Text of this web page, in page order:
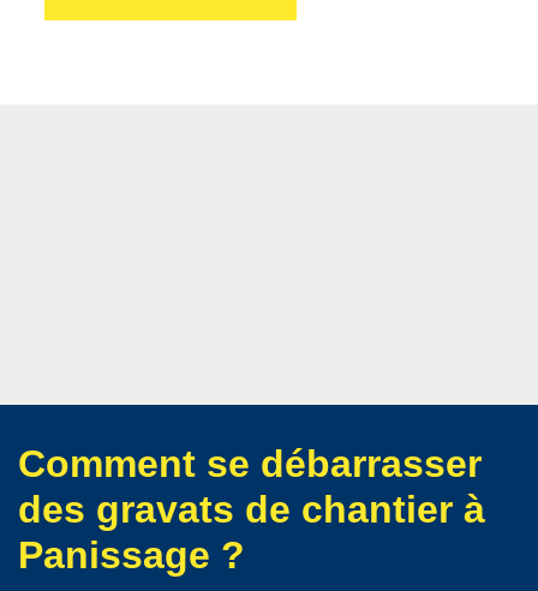
Comment se débarrasser
des gravats de chantier à
Panissage ?